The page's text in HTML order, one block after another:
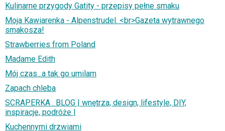
Kulinarne przygody Gatity - przepisy pełne smaku
Moja Kawiarenka - Alpenstrudel. <br>Gazeta wytrawnego
smakosza!
Strawberries from Poland
Madame Edith
Mój czas...a tak go umilam
Zapach chleba
SCRAPERKA . BLOG | wnętrza, design, lifestyle, DIY,
inspiracje, podróże |
Kuchennymi drzwiami